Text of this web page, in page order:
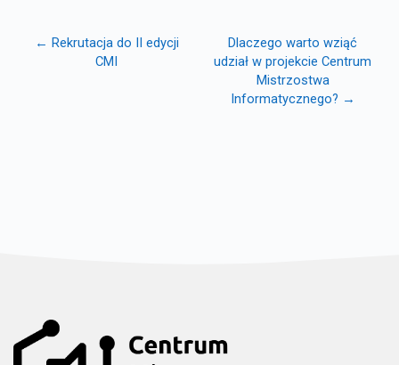
← Rekrutacja do II edycji
CMI
Dlaczego warto wziąć
udział w projekcie Centrum
Mistrzostwa
Informatycznego? →